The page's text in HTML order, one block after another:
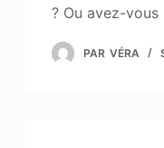
? Ou avez-
PAR VÉRA